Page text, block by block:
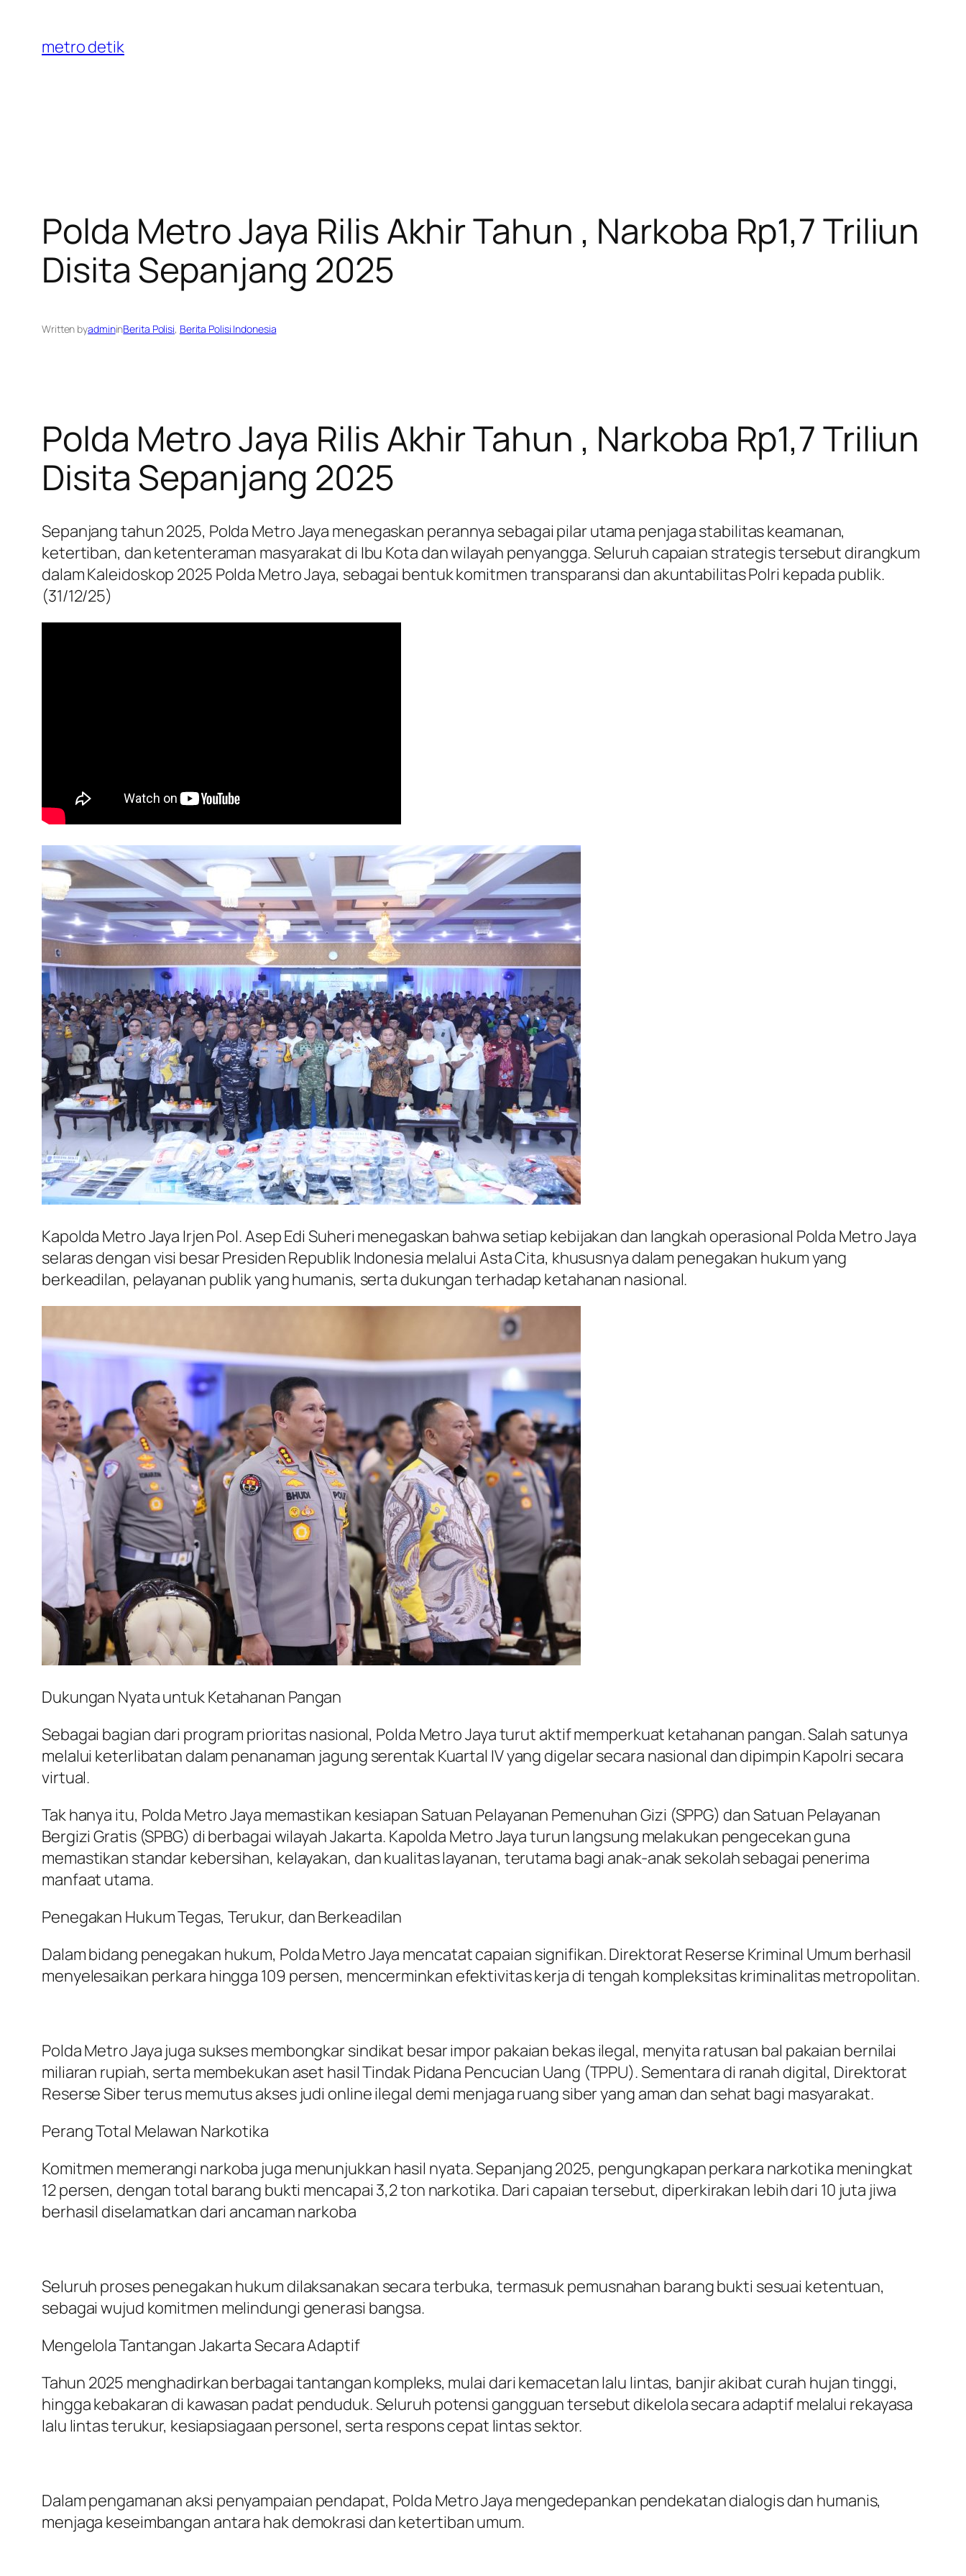
content
metro detik
Polda Metro Jaya Rilis Akhir Tahun , Narkoba Rp1,7 Triliun
Disita Sepanjang 2025
Written byadmininBerita Polisi, Berita Polisi Indonesia
Polda Metro Jaya Rilis Akhir Tahun , Narkoba Rp1,7 Triliun
Disita Sepanjang 2025
Sepanjang tahun 2025, Polda Metro Jaya menegaskan perannya sebagai pilar utama penjaga stabilitas keamanan,
ketertiban, dan ketenteraman masyarakat di Ibu Kota dan wilayah penyangga. Seluruh capaian strategis tersebut dirangkum
dalam Kaleidoskop 2025 Polda Metro Jaya, sebagai bentuk komitmen transparansi dan akuntabilitas Polri kepada publik.
(31/12/25)
Kapolda Metro Jaya Irjen Pol. Asep Edi Suheri menegaskan bahwa setiap kebijakan dan langkah operasional Polda Metro Jaya
selaras dengan visi besar Presiden Republik Indonesia melalui Asta Cita, khususnya dalam penegakan hukum yang
berkeadilan, pelayanan publik yang humanis, serta dukungan terhadap ketahanan nasional.
Dukungan Nyata untuk Ketahanan Pangan
Sebagai bagian dari program prioritas nasional, Polda Metro Jaya turut aktif memperkuat ketahanan pangan. Salah satunya
melalui keterlibatan dalam penanaman jagung serentak Kuartal IV yang digelar secara nasional dan dipimpin Kapolri secara
virtual.
Tak hanya itu, Polda Metro Jaya memastikan kesiapan Satuan Pelayanan Pemenuhan Gizi (SPPG) dan Satuan Pelayanan
Bergizi Gratis (SPBG) di berbagai wilayah Jakarta. Kapolda Metro Jaya turun langsung melakukan pengecekan guna
memastikan standar kebersihan, kelayakan, dan kualitas layanan, terutama bagi anak-anak sekolah sebagai penerima
manfaat utama.
Penegakan Hukum Tegas, Terukur, dan Berkeadilan
Dalam bidang penegakan hukum, Polda Metro Jaya mencatat capaian signifikan. Direktorat Reserse Kriminal Umum berhasil
menyelesaikan perkara hingga 109 persen, mencerminkan efektivitas kerja di tengah kompleksitas kriminalitas metropolitan.
Polda Metro Jaya juga sukses membongkar sindikat besar impor pakaian bekas ilegal, menyita ratusan bal pakaian bernilai
miliaran rupiah, serta membekukan aset hasil Tindak Pidana Pencucian Uang (TPPU). Sementara di ranah digital, Direktorat
Reserse Siber terus memutus akses judi online ilegal demi menjaga ruang siber yang aman dan sehat bagi masyarakat.
Perang Total Melawan Narkotika
Komitmen memerangi narkoba juga menunjukkan hasil nyata. Sepanjang 2025, pengungkapan perkara narkotika meningkat
12 persen, dengan total barang bukti mencapai 3,2 ton narkotika. Dari capaian tersebut, diperkirakan lebih dari 10 juta jiwa
berhasil diselamatkan dari ancaman narkoba
Seluruh proses penegakan hukum dilaksanakan secara terbuka, termasuk pemusnahan barang bukti sesuai ketentuan,
sebagai wujud komitmen melindungi generasi bangsa.
Mengelola Tantangan Jakarta Secara Adaptif
Tahun 2025 menghadirkan berbagai tantangan kompleks, mulai dari kemacetan lalu lintas, banjir akibat curah hujan tinggi,
hingga kebakaran di kawasan padat penduduk. Seluruh potensi gangguan tersebut dikelola secara adaptif melalui rekayasa
lalu lintas terukur, kesiapsiagaan personel, serta respons cepat lintas sektor.
Dalam pengamanan aksi penyampaian pendapat, Polda Metro Jaya mengedepankan pendekatan dialogis dan humanis,
menjaga keseimbangan antara hak demokrasi dan ketertiban umum.